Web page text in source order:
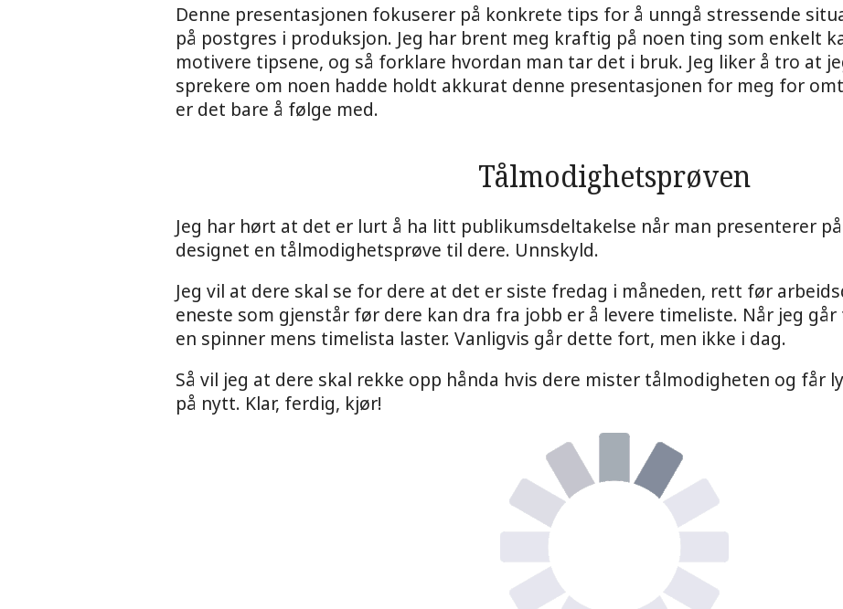
Denne presentasjonen fokuserer på konkrete tips for å unngå stressende
på postgres i produksjon. Jeg har brent meg kraftig på noen ting som enkelt
motivere tipsene, og så forklare hvordan man tar det i bruk. Jeg liker å tro at
sprekere om noen hadde holdt akkurat denne presentasjonen for meg for
er det bare å følge med.
Tålmodighetsprøven
Jeg har hørt at det er lurt å ha litt publikumsdeltakelse når man presenterer
designet en tålmodighetsprøve til dere. Unnskyld.
Jeg vil at dere skal se for dere at det er siste fredag i måneden, rett før
eneste som gjenstår før dere kan dra fra jobb er å levere timeliste. Når jeg
en spinner mens timelista laster. Vanligvis går dette fort, men ikke i dag.
Så vil jeg at dere skal rekke opp hånda hvis dere mister tålmodigheten og får
på nytt. Klar, ferdig, kjør!